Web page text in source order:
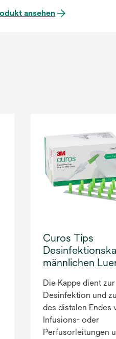
und einer
ansehen
Curos Tips
männlichen
Die Kappe dient zur
Desinfektion und
des distalen Endes
Infusions- oder
Perfusorleitungen